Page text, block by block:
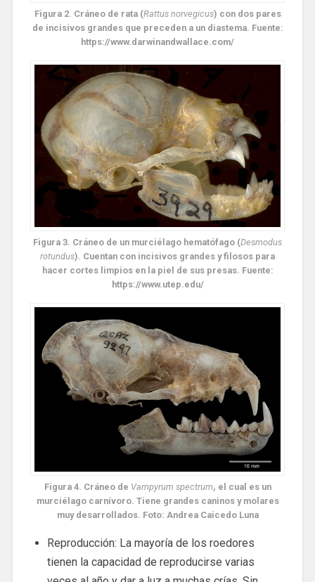
Figura 2. Cráneo de rata (Rattus norvegicus) con dos pares
de incisivos grandes que preceden a un diastema. Fuente:
https://www.darwinandwallace.com/
Figura 3. Cráneo de un murciélago hematófago (Desmodus
rotundus). Cuentan con incisivos grandes y filosos para
hacer cortes limpios en la piel de sus presas. Fuente:
https://www.utep.edu/
Figura 4. Cráneo de Vampyrum spectrum, el cual es un
murciélago carnívoro. Tiene grandes caninos y molares
muy desarrollados. Foto: Andrea Caicedo Luna
Reproducción: La mayoría de los roedores
tienen la capacidad de reproducirse varias